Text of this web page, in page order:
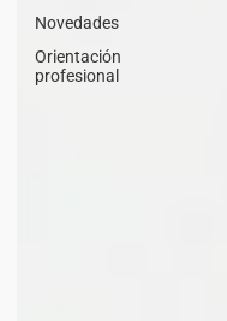
Novedades
Orientación
profesional